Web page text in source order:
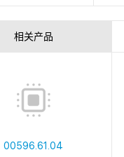
相关产品
00596.61.04